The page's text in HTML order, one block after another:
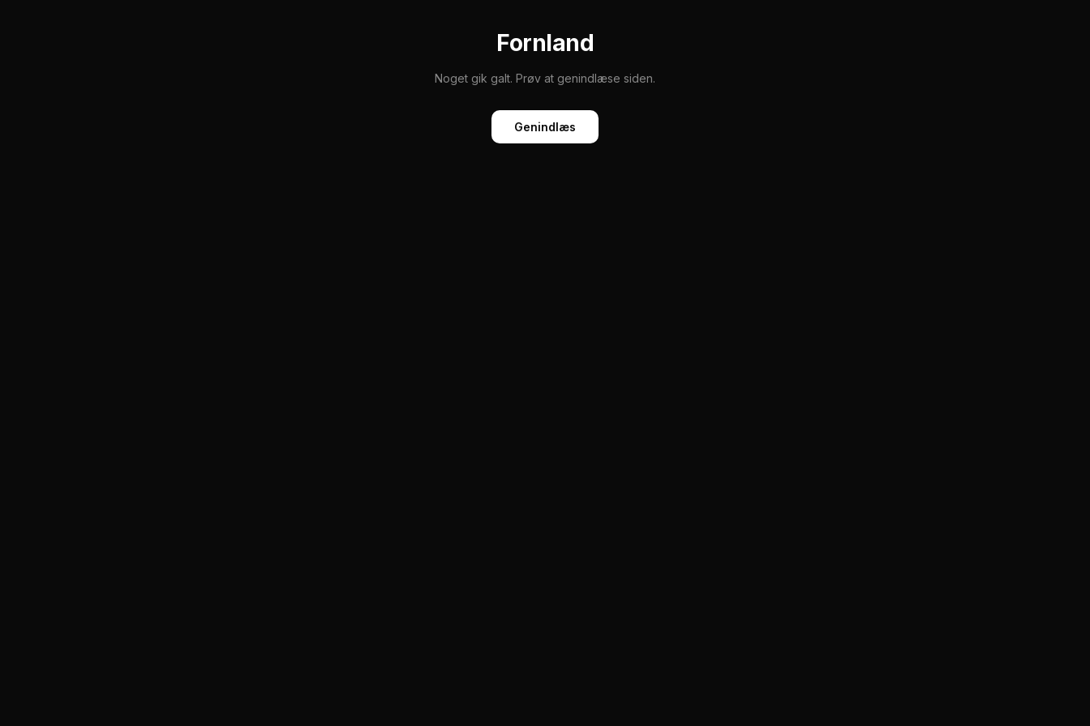
Fornland
Noget gik galt. Prøv at genindlæse siden.
Genindlæs